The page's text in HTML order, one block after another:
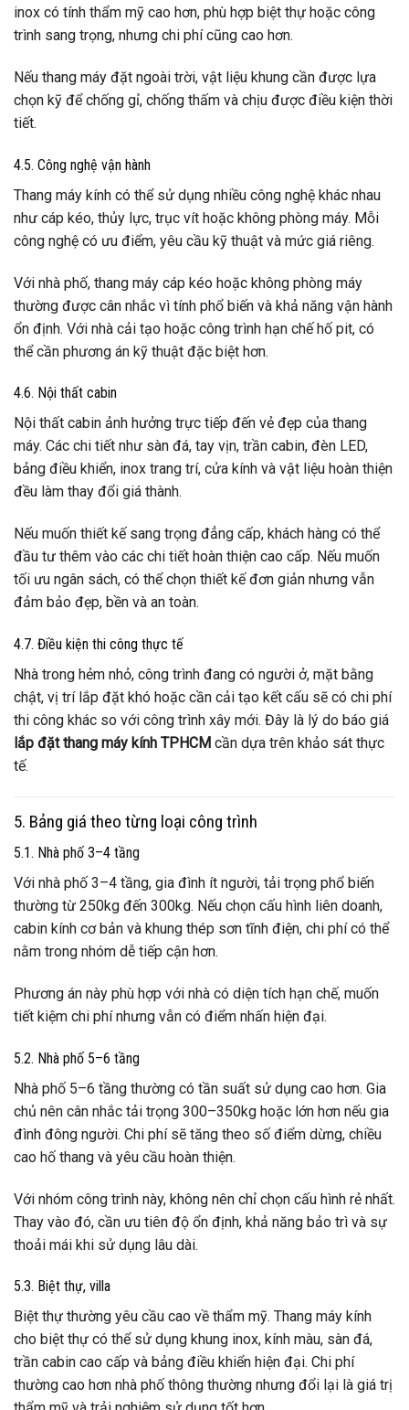
inox có tính thẩm mỹ cao hơn, phù hợp biệt thự hoặc công
trình sang trọng, nhưng chi phí cũng cao hơn.
Nếu thang máy đặt ngoài trời, vật liệu khung cần được lựa
chọn kỹ để chống gỉ, chống thấm và chịu được điều kiện thời
tiết.
4.5. Công nghệ vận hành
Thang máy kính có thể sử dụng nhiều công nghệ khác nhau
như cáp kéo, thủy lực, trục vít hoặc không phòng máy. Mỗi
công nghệ có ưu điểm, yêu cầu kỹ thuật và mức giá riêng.
Với nhà phố, thang máy cáp kéo hoặc không phòng máy
thường được cân nhắc vì tính phổ biến và khả năng vận hành
ổn định. Với nhà cải tạo hoặc công trình hạn chế hố pit, có
thể cần phương án kỹ thuật đặc biệt hơn.
4.6. Nội thất cabin
Nội thất cabin ảnh hưởng trực tiếp đến vẻ đẹp của thang
máy. Các chi tiết như sàn đá, tay vịn, trần cabin, đèn LED,
bảng điều khiển, inox trang trí, cửa kính và vật liệu hoàn thiện
đều làm thay đổi giá thành.
Nếu muốn thiết kế sang trọng đẳng cấp, khách hàng có thể
đầu tư thêm vào các chi tiết hoàn thiện cao cấp. Nếu muốn
tối ưu ngân sách, có thể chọn thiết kế đơn giản nhưng vẫn
đảm bảo đẹp, bền và an toàn.
4.7. Điều kiện thi công thực tế
Nhà trong hẻm nhỏ, công trình đang có người ở, mặt bằng
chật, vị trí lắp đặt khó hoặc cần cải tạo kết cấu sẽ có chi phí
thi công khác so với công trình xây mới. Đây là lý do báo giá
lắp đặt thang máy kính TPHCM cần dựa trên khảo sát thực
tế.
5. Bảng giá theo từng loại công trình
5.1. Nhà phố 3–4 tầng
Với nhà phố 3–4 tầng, gia đình ít người, tải trọng phổ biến
thường từ 250kg đến 300kg. Nếu chọn cấu hình liên doanh,
cabin kính cơ bản và khung thép sơn tĩnh điện, chi phí có thể
nằm trong nhóm dễ tiếp cận hơn.
Phương án này phù hợp với nhà có diện tích hạn chế, muốn
tiết kiệm chi phí nhưng vẫn có điểm nhấn hiện đại.
5.2. Nhà phố 5–6 tầng
Nhà phố 5–6 tầng thường có tần suất sử dụng cao hơn. Gia
chủ nên cân nhắc tải trọng 300–350kg hoặc lớn hơn nếu gia
đình đông người. Chi phí sẽ tăng theo số điểm dừng, chiều
cao hố thang và yêu cầu hoàn thiện.
Với nhóm công trình này, không nên chỉ chọn cấu hình rẻ nhất.
Thay vào đó, cần ưu tiên độ ổn định, khả năng bảo trì và sự
thoải mái khi sử dụng lâu dài.
5.3. Biệt thự, villa
Biệt thự thường yêu cầu cao về thẩm mỹ. Thang máy kính
cho biệt thự có thể sử dụng khung inox, kính màu, sàn đá,
trần cabin cao cấp và bảng điều khiển hiện đại. Chi phí
thường cao hơn nhà phố thông thường nhưng đổi lại là giá trị